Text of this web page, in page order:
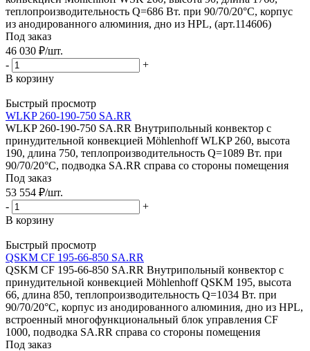
теплопроизводительность Q=686 Вт. при 90/70/20°C, корпус
из анодированного алюминия, дно из HPL, (арт.114606)
Под заказ
46 030 ₽/шт.
-
+
В корзину
Быстрый просмотр
WLKP 260-190-750 SA.RR
WLKP 260-190-750 SA.RR Внутрипольный конвектор с
принудительной конвекцией Möhlenhoff WLKP 260, высота
190, длина 750, теплопроизводительность Q=1089 Вт. при
90/70/20°C, подводка SA.RR справа со стороны помещения
Под заказ
53 554 ₽/шт.
-
+
В корзину
Быстрый просмотр
QSKM CF 195-66-850 SA.RR
QSKM CF 195-66-850 SA.RR Внутрипольный конвектор с
принудительной конвекцией Möhlenhoff QSKM 195, высота
66, длина 850, теплопроизводительность Q=1034 Вт. при
90/70/20°C, корпус из анодированного алюминия, дно из HPL,
встроенный многофункциональный блок управления CF
1000, подводка SA.RR справа со стороны помещения
Под заказ